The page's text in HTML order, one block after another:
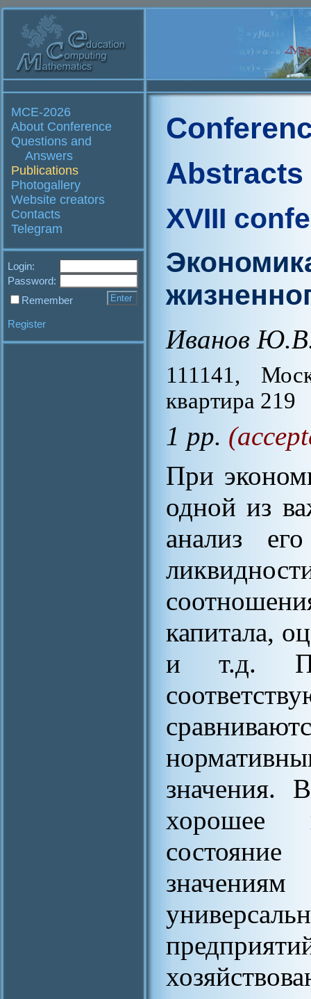
MCE-2026
About Conference
Questions and
Answers
Publications
Photogallery
Website creators
Contacts
Telegram
Login:
Password:
Remember
Register
Abstracts
XVIII
Иванов
111141,
квартира 219
1 pp.
При
одной из
анализ
капитала,
и т.д.
значения.
хорошее